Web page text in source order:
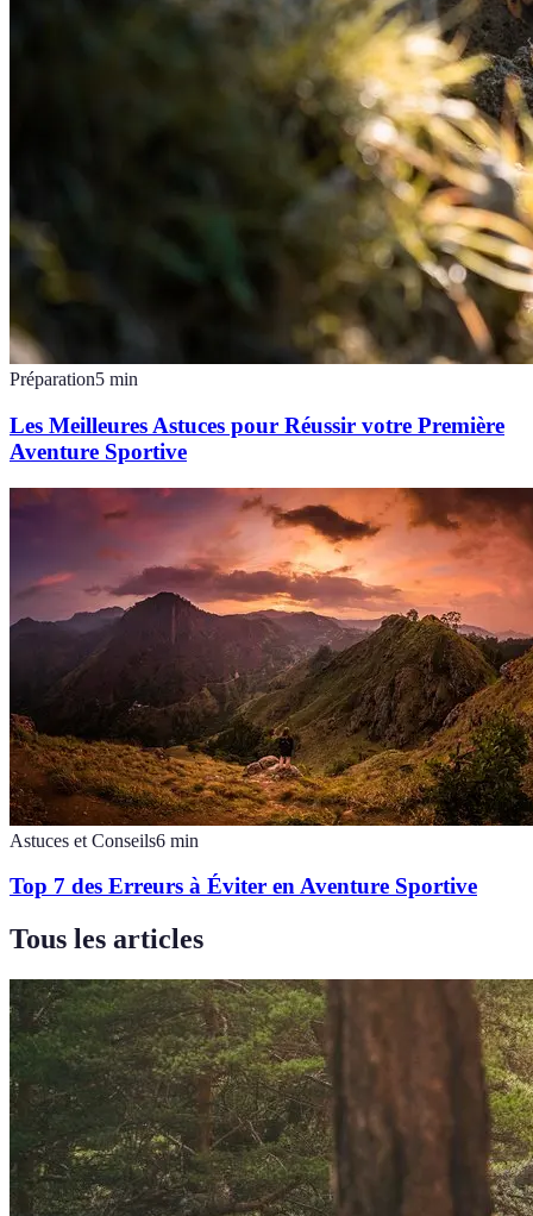
Préparation5 min
Les Meilleures Astuces pour Réussir votre Première
Aventure Sportive
Astuces et Conseils6 min
Top 7 des Erreurs à Éviter en Aventure Sportive
Tous les articles